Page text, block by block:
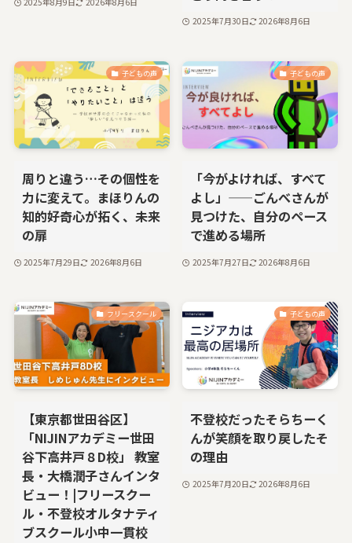
2025年7月30日 2026年8月6日
子どもの声
周りと違う…その個性を
力に変えて。まほりんの
知的好奇心が拓く、未来
の扉
2025年7月29日 2026年8月6日
子どもの声
「今がよければ、すべて
よし」——ごんべさんが
見つけた、自分のペース
で進める場所
2025年7月27日 2026年8月6日
フリースクール
【東京都世田谷区】
「NIJINアカデミー世田
谷下高井戸８D校」 教室
長・大橋潤子さんインタ
ビュー！|フリースクー
ル・不登校オルタナティ
ブスクール小中一貫校
子どもの声
不登校だったそらちーく
んが笑顔を取り戻したそ
の理由
2025年7月20日 2026年8月6日